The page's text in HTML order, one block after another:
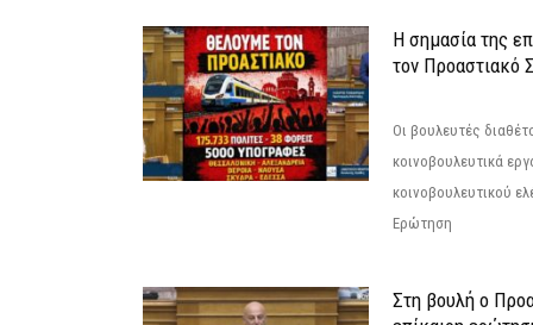
Η σημασία της
τον Προαστιακό
Οι βουλευτές
κοινοβουλευτικά
κοινοβουλευτικού
Ερώτηση
Στη βουλή ο